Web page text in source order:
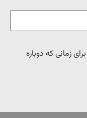
زمانی که دوباره